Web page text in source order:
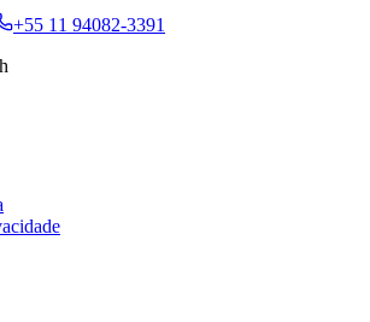
+55 11 94082-3391